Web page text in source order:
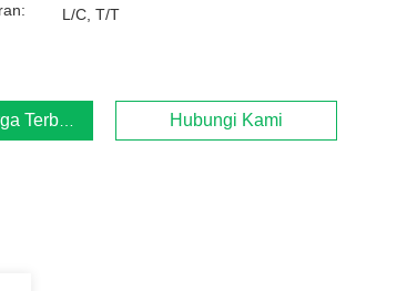
L/C, T/T
Terbaik Hubungi Kami